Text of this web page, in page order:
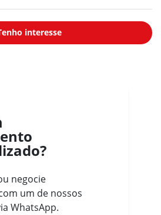
interesse
negocie
um de nossos
WhatsApp.